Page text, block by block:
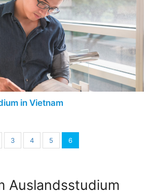
in Vietnam
3 4 5 6
Auslandsstudium